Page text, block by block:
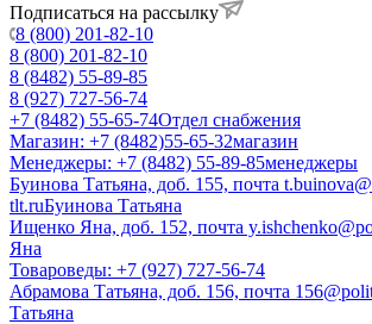
Подписаться на рассылку
8 (800) 201-82-10
8 (800) 201-82-10
8 (8482) 55-89-85
8 (927) 727-56-74
+7 (8482) 55-65-74Отдел снабжения
Магазин: +7 (8482)55-65-32магазин
Менеджеры: +7 (8482) 55-89-85менеджеры
Буинова Татьяна, доб. 155, почта
tlt.ruБуинова Татьяна
Ищенко Яна, доб. 152, почта
Яна
Товароведы: +7 (927) 727-56-74
Абрамова Татьяна, доб. 156, почта
Татьяна